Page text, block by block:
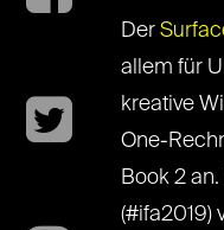
Der
allem für
kreative
One-
Book 2
(#ifa2019)